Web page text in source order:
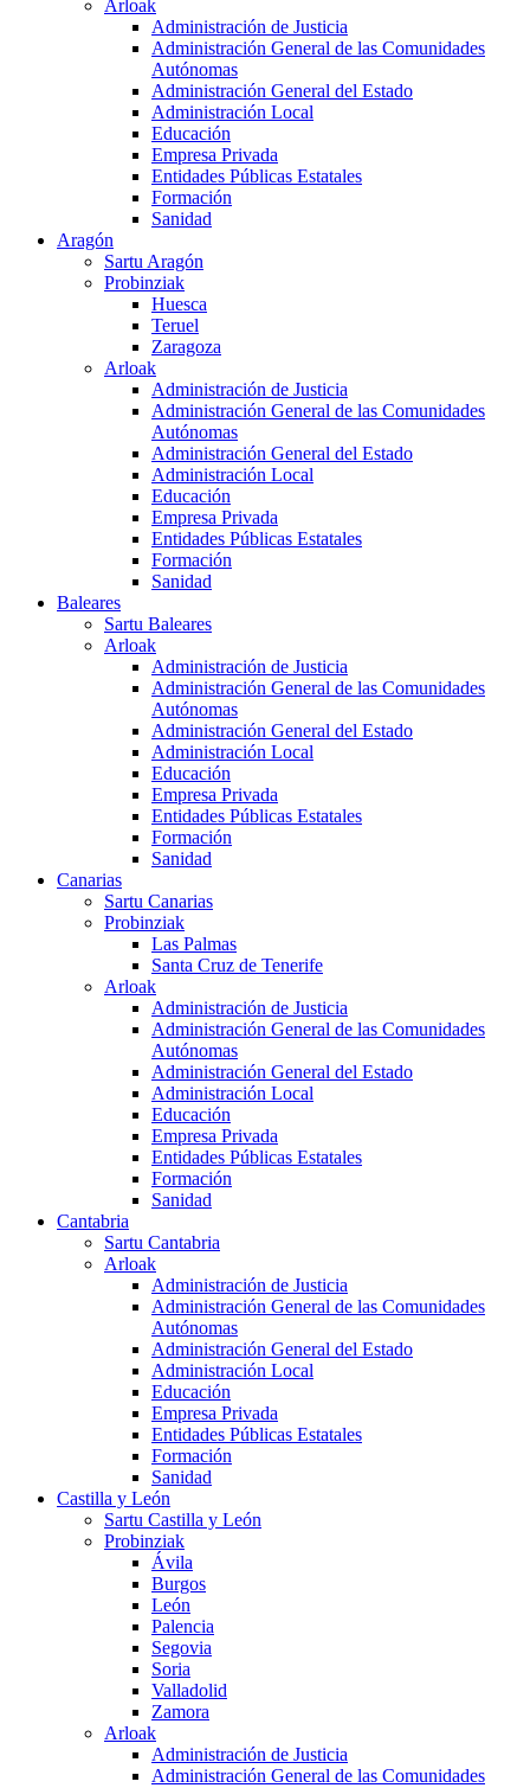
Arloak
Administración de Justicia
Administración General de las Comunidades
Autónomas
Administración General del Estado
Administración Local
Educación
Empresa Privada
Entidades Públicas Estatales
Formación
Sanidad
Aragón
Sartu Aragón
Probinziak
Huesca
Teruel
Zaragoza
Arloak
Administración de Justicia
Administración General de las Comunidades
Autónomas
Administración General del Estado
Administración Local
Educación
Empresa Privada
Entidades Públicas Estatales
Formación
Sanidad
Baleares
Sartu Baleares
Arloak
Administración de Justicia
Administración General de las Comunidades
Autónomas
Administración General del Estado
Administración Local
Educación
Empresa Privada
Entidades Públicas Estatales
Formación
Sanidad
Canarias
Sartu Canarias
Probinziak
Las Palmas
Santa Cruz de Tenerife
Arloak
Administración de Justicia
Administración General de las Comunidades
Autónomas
Administración General del Estado
Administración Local
Educación
Empresa Privada
Entidades Públicas Estatales
Formación
Sanidad
Cantabria
Sartu Cantabria
Arloak
Administración de Justicia
Administración General de las Comunidades
Autónomas
Administración General del Estado
Administración Local
Educación
Empresa Privada
Entidades Públicas Estatales
Formación
Sanidad
Castilla y León
Sartu Castilla y León
Probinziak
Ávila
Burgos
León
Palencia
Segovia
Soria
Valladolid
Zamora
Arloak
Administración de Justicia
Administración General de las Comunidades